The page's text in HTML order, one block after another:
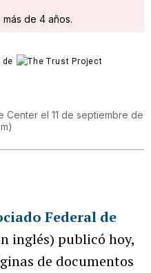
de 4 años.
Center el 11 de septiembre de
)
Federal de
inglés) publicó hoy,
de documentos